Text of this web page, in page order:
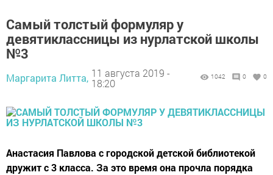
Самый толстый формуляр у
девятиклассницы из нурлатской школы
№3
Маргарита Литта, 11 августа 2019 -
18:20
1042 0 0
Анастасия Павлова с городской детской библиотекой
дружит с 3 класса. За это время она прочла порядка